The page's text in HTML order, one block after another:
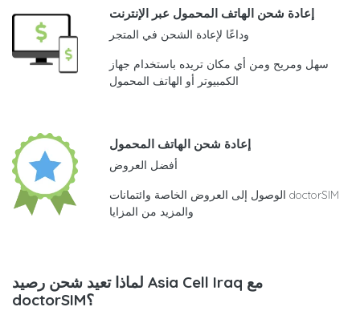
إعادة شحن الهاتف المحمول عبر الإنترنت
وداعًا لإعادة الشحن في المتجر
سهل ومريح ومن أي مكان تريده باستخدام جهاز
الكمبيوتر أو الهاتف المحمول
إعادة شحن الهاتف المحمول
أفضل العروض
الوصول إلى العروض الخاصة وائتمانات doctorSIM
والمزيد من المزايا
لماذا تعيد شحن رصيد Asia Cell Iraq مع
doctorSIM؟